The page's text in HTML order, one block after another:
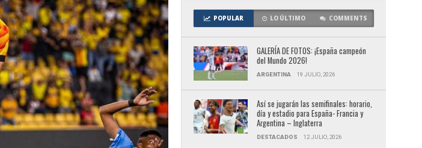
POPULAR LO ÚLTIMO COMMENTS
GALERÍA DE FOTOS: ¡España campeón
del Mundo 2026!
ARGENTINA 19 JULIO, 2026
Así se jugarán las semifinales: horario,
día y estadio para España- Francia y
Argentina – Inglaterra
DESTACADOS 12 JULIO, 2026